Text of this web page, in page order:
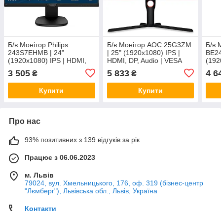
Б/в Монітор Philips
243S7EHMB | 24"
(1920x1080) IPS | HDMI,
Type-B, Audio | 2W | VESA
100x100 | Pivot
3 505 ₴
Купити
Б/в Монітор AOC 25G3ZM
| 25" (1920x1080) IPS |
HDMI, DP, Audio | VESA
5 833₴
Купити
Б/в
2W
4
Про нас
93% позитивних з 139 відгуків за рік
Працює з 06.06.2023
м. Львів
79024, вул. Хмельницького, 176, оф. 319 (бізнес-центр
"Лємберг"), Львівська обл., Львів, Україна
Контакти